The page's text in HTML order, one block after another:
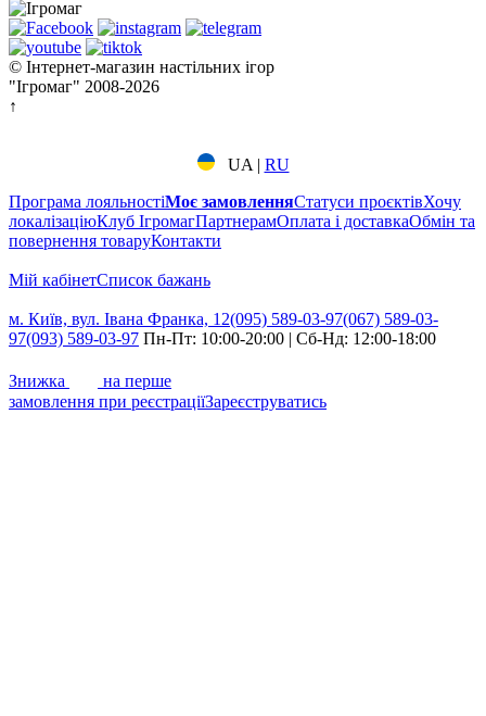
© Інтернет-магазин настільних ігор
"Ігромаг" 2008-2026
↑
UA | RU
Програма лояльностіМоє замовленняСтатуси проєктівХочу
локалізаціюКлуб ІгромагПартнерамОплата і доставкаОбмін та
повернення товаруКонтакти
Мій кабінетCписок бажань
м. Київ, вул. Івана Франка, 12(095) 589-03-97(067) 589-03-
97(093) 589-03-97 Пн-Пт: 10:00-20:00 | Сб-Нд: 12:00-18:00
Знижка
на перше
замовлення при реєстраціїЗареєструватись